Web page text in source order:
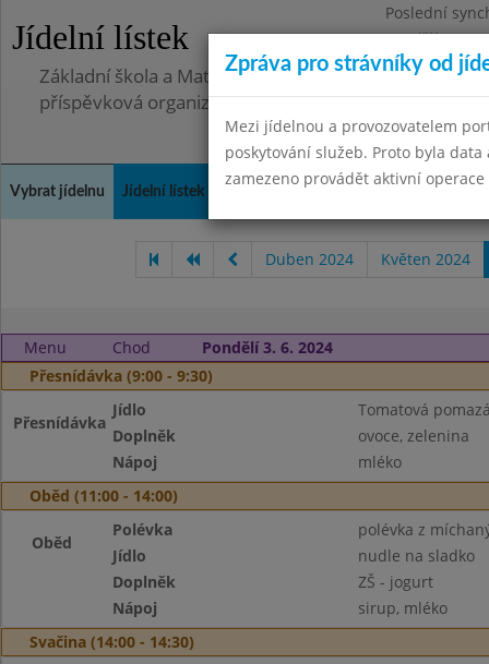
Jídelní lístek
Poslední
Pondělí
Základní škola a Mateřská škola Telnice, okres Brno-
příspěvková organizace
Vybrat jídelnu Jídelní lístek Kontakty a informace
Duben 2024 Květen 2024
Menu Chod
Pondělí 3. 6. 2024
Přesnídávka (9:00 - 9:30)
Přesnídávka
Jídlo
Tomatová
Doplněk
ovoce, zelenina
Nápoj
mléko
Oběd (11:00 - 14:00)
Oběd
Polévka
polévka z
Jídlo
nudle na sladko
Doplněk
ZŠ - jogurt
Nápoj
sirup, mléko
Svačina (14:00 - 14:30)
Zpráva pro strávníky od
Mezi jídelnou a provozovatelem
poskytování služeb. Proto byla
zamezeno provádět aktivní